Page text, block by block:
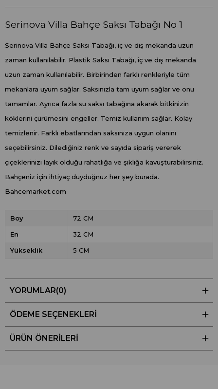
Serinova Villa Bahçe Saksı Tabağı No 1
Serinova Villa Bahçe Saksı Tabağı, iç ve dış mekanda uzun
zaman kullanılabilir. Plastik Saksı Tabağı, iç ve dış mekanda
uzun zaman kullanılabilir. Birbirinden farklı renkleriyle tüm
mekanlara uyum sağlar. Saksınızla tam uyum sağlar ve onu
tamamlar. Ayrıca fazla su saksı tabağına akarak bitkinizin
köklerini çürümesini engeller. Temiz kullanım sağlar. Kolay
temizlenir. Farklı ebatlarından saksınıza uygun olanını
seçebilirsiniz. Dilediğiniz renk ve sayıda sipariş vererek
çiçeklerinizi layık olduğu rahatlığa ve şıklığa kavuşturabilirsiniz.
Bahçeniz için ihtiyaç duyduğnuz her şey burada.
Bahcemarket.com
Boy 72 CM
En 32 CM
Yükseklik 5 CM
YORUMLAR(0)
ÖDEME SEÇENEKLERI
ÜRÜN ÖNERILERI